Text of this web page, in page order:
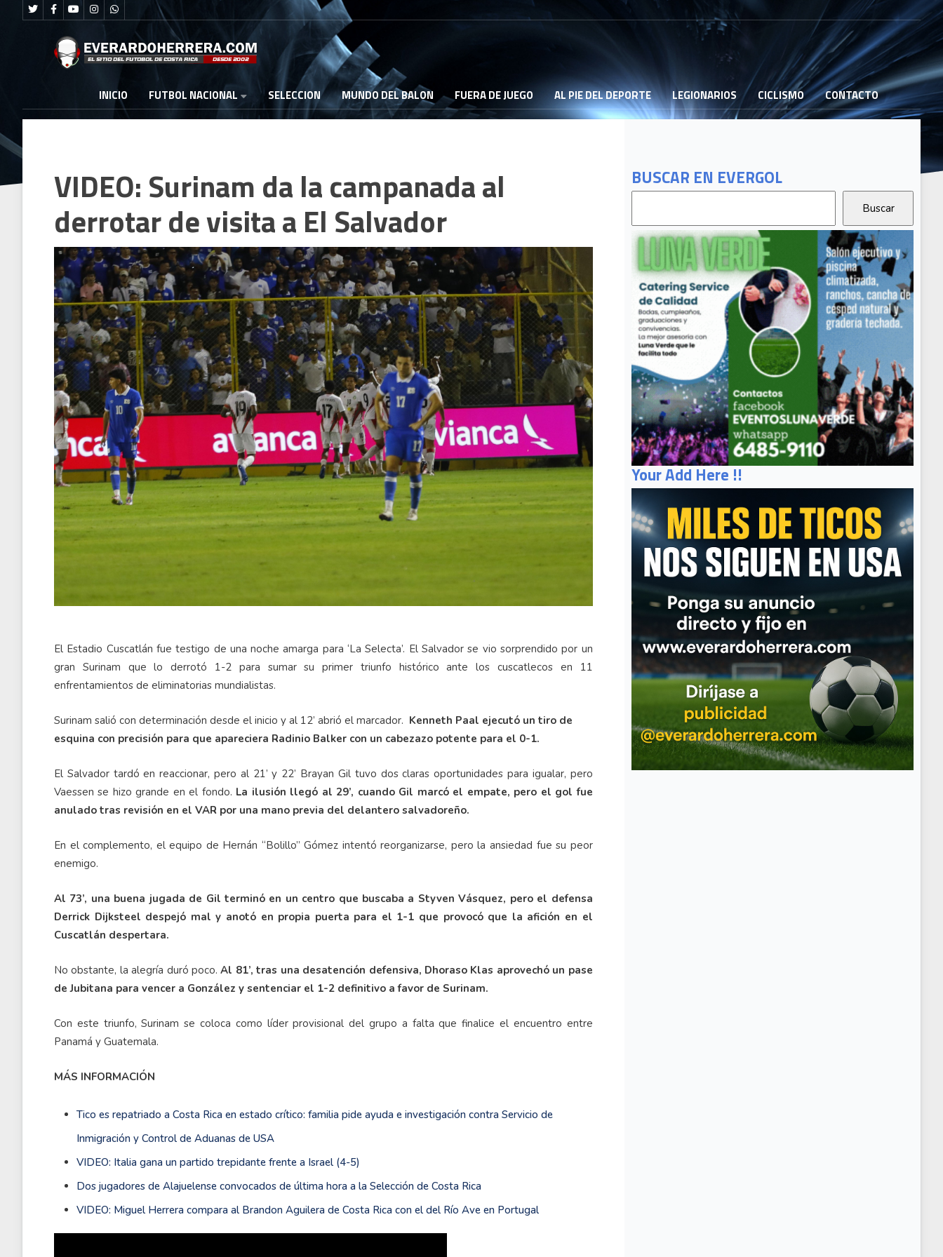
INICIO FUTBOL NACIONAL SELECCION MUNDO DEL BALON FUERA DE JUEGO AL PIE DEL DEPORTE LEGIONARIOS CICLISMO CONTACTO
BUSCAR EN EVERGOL
Your Add Here !!
VIDEO: Surinam da la campanada al
derrotar de visita a El Salvador
El Estadio Cuscatlán fue testigo de una noche amarga para ‘La Selecta’. El Salvador se vio sorprendido por un
gran Surinam que lo derrotó 1-2 para sumar su primer triunfo histórico ante los cuscatlecos en 11
enfrentamientos de eliminatorias mundialistas.
Surinam salió con determinación desde el inicio y al 12’ abrió el marcador. Kenneth Paal ejecutó un tiro de
esquina con precisión para que apareciera Radinio Balker con un cabezazo potente para el 0-1.
El Salvador tardó en reaccionar, pero al 21’ y 22’ Brayan Gil tuvo dos claras oportunidades para igualar, pero
Vaessen se hizo grande en el fondo. La ilusión llegó al 29’, cuando Gil marcó el empate, pero el gol fue
anulado tras revisión en el VAR por una mano previa del delantero salvadoreño.
En el complemento, el equipo de Hernán “Bolillo” Gómez intentó reorganizarse, pero la ansiedad fue su peor
enemigo.
Al 73’, una buena jugada de Gil terminó en un centro que buscaba a Styven Vásquez, pero el defensa
Derrick Dijksteel despejó mal y anotó en propia puerta para el 1-1 que provocó que la afición en el
Cuscatlán despertara.
No obstante, la alegría duró poco.Al 81’, tras una desatención defensiva, Dhoraso Klas aprovechó un pase
de Jubitana para vencer a González y sentenciar el 1-2 definitivo a favor de Surinam.
Con este triunfo, Surinam se coloca como líder provisional del grupo a falta que finalice el encuentro entre
Panamá y Guatemala.
MÁS INFORMACIÓN
Tico es repatriado a Costa Rica en estado crítico: familia pide ayuda e investigación contra Servicio de
Inmigración y Control de Aduanas de USA
VIDEO: Italia gana un partido trepidante frente a Israel (4-5)
Dos jugadores de Alajuelense convocados de última hora a la Selección de Costa Rica
VIDEO: Miguel Herrera compara al Brandon Aguilera de Costa Rica con el del Río Ave en Portugal